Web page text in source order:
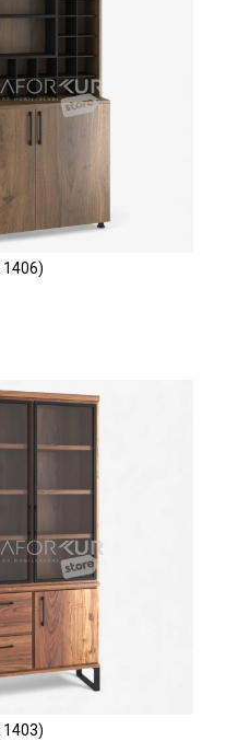
1406)
1403)